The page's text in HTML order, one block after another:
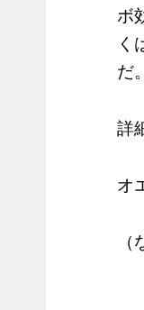
ボ
く
だ。
詳
オ